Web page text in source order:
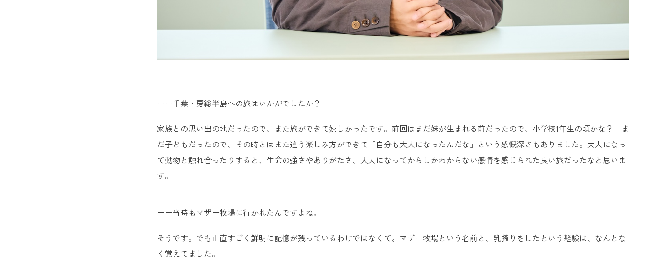
ーー千葉・房総半島への旅はいかがでしたか？
家族との思い出の地だったので、また旅ができて嬉しかったです。前回はまだ妹が生まれる前だったので、小学校1年生の頃かな？ ま
だ子どもだったので、その時とはまた違う楽しみ方ができて「自分も大人になったんだな」という感慨深さもありました。大人になっ
て動物と触れ合ったりすると、生命の強さやありがたさ、大人になってからしかわからない感情を感じられた良い旅だったなと思いま
す。
ーー当時もマザー牧場に行かれたんですよね。
そうです。でも正直すごく鮮明に記憶が残っているわけではなくて。マザー牧場という名前と、乳搾りをしたという経験は、なんとな
く覚えてました。